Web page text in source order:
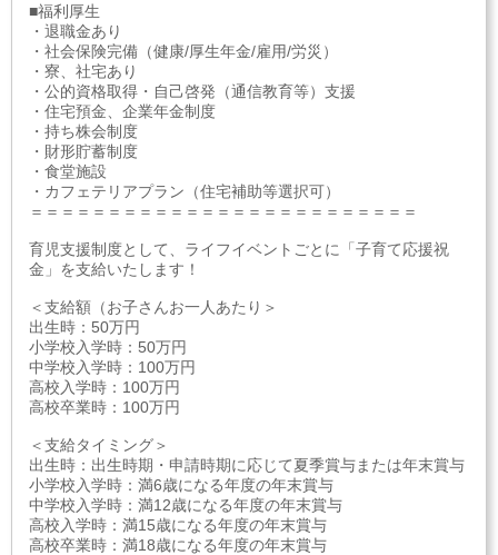
■福利厚生
・退職金あり
・社会保険完備（健康/厚生年金/雇用/労災）
・寮、社宅あり
・公的資格取得・自己啓発（通信教育等）支援
・住宅預金、企業年金制度
・持ち株会制度
・財形貯蓄制度
・食堂施設
・カフェテリアプラン（住宅補助等選択可）
＝＝＝＝＝＝＝＝＝＝＝＝＝＝＝＝＝＝＝＝＝＝＝＝＝
育児支援制度として、ライフイベントごとに「子育て応援祝
金」を支給いたします！
＜支給額（お子さんお一人あたり＞
出生時：50万円
小学校入学時：50万円
中学校入学時：100万円
高校入学時：100万円
高校卒業時：100万円
＜支給タイミング＞
出生時：出生時期・申請時期に応じて夏季賞与または年末賞与
小学校入学時：満6歳になる年度の年末賞与
中学校入学時：満12歳になる年度の年末賞与
高校入学時：満15歳になる年度の年末賞与
高校卒業時：満18歳になる年度の年末賞与